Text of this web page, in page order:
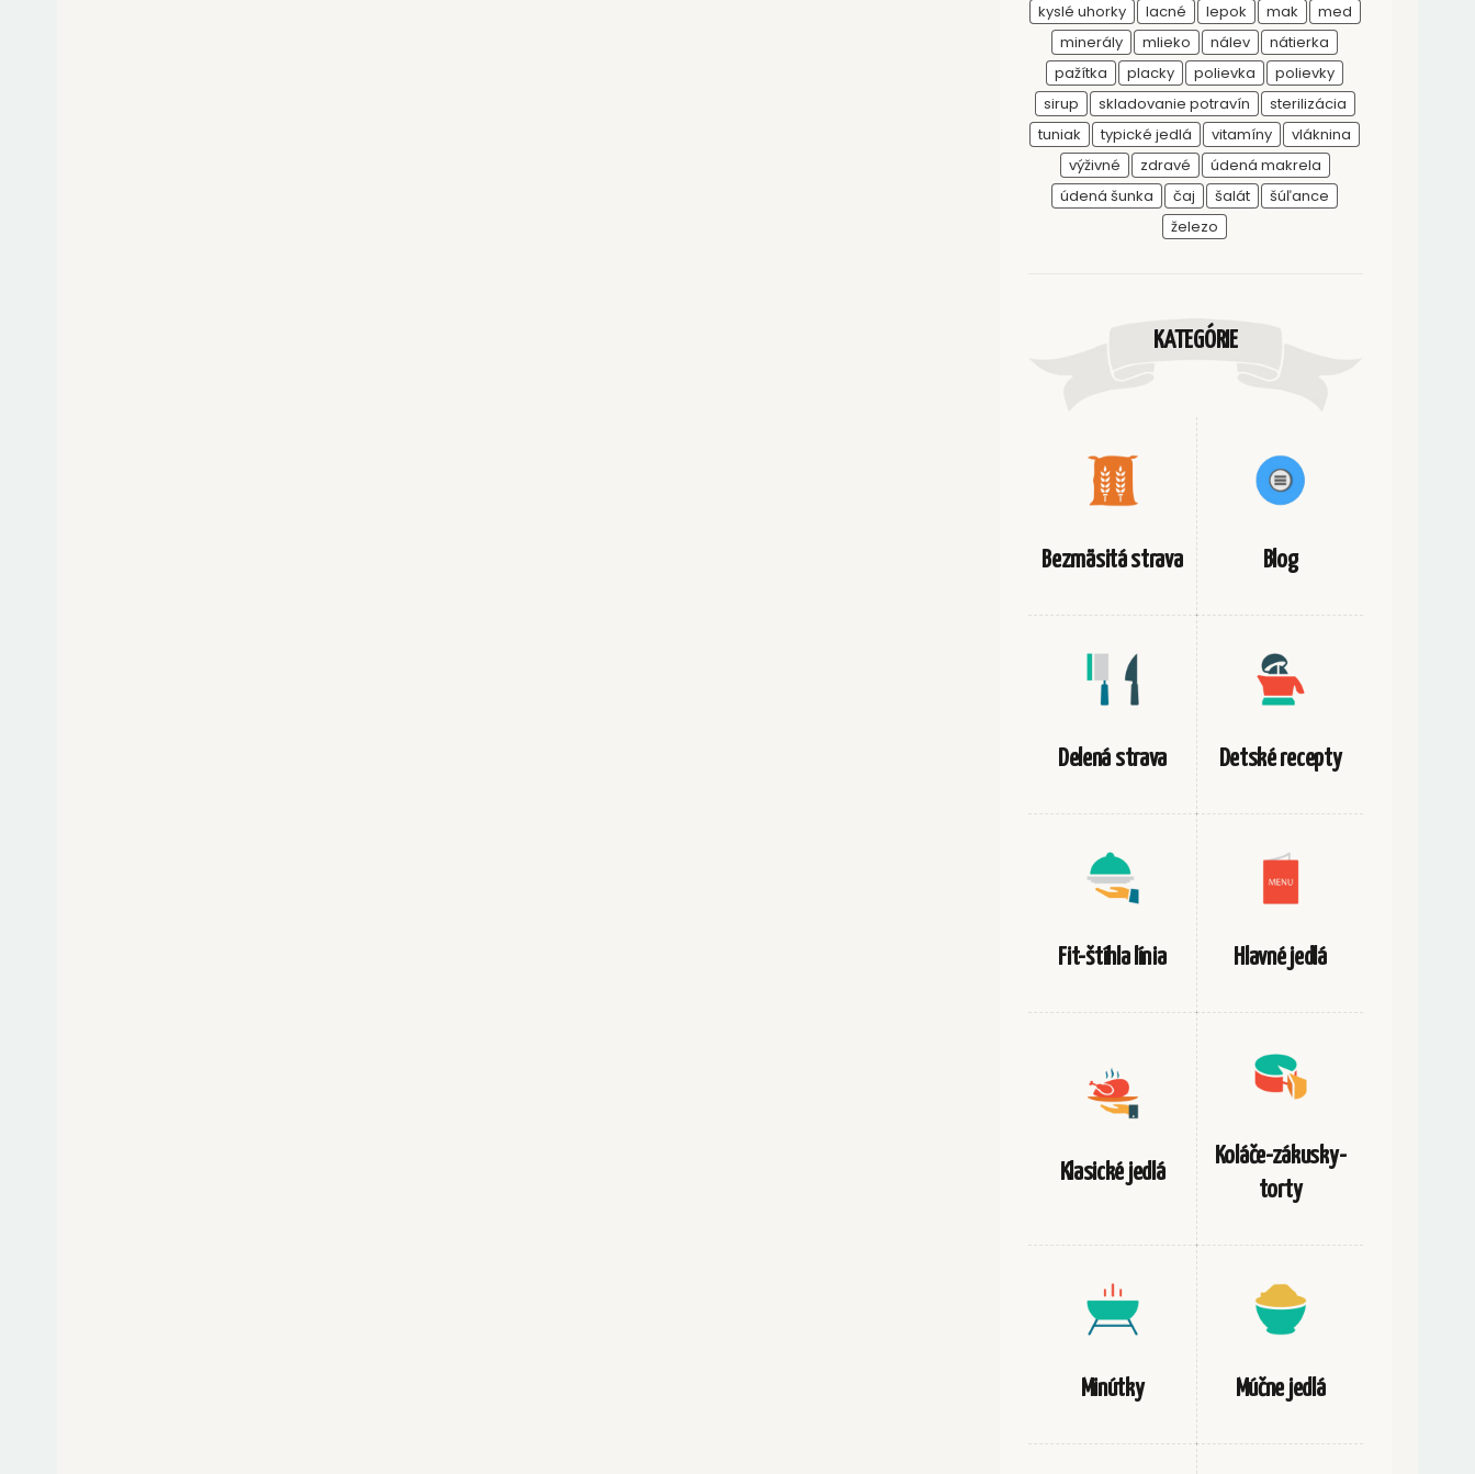
kyslé uhorky
lacné lepok mak
med
minerály
mlieko nálev
nátierka
pažítka
placky polievka
polievky
sirup
skladovanie potravín
sterilizácia
tuniak
typické jedlá vitamíny
vláknina
výživné
zdravé
údená makrela
údená šunka
čaj šalát
šúľance
železo
KATEGÓRIE
Bezmäsitá strava Blog
Delená strava Detské recepty
Fit-štíhla línia Hlavné jedlá
Klasické jedlá
Koláče-zákusky-
torty
Minútky Múčne jedlá